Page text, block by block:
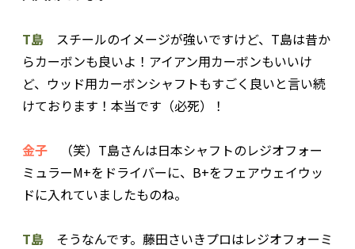
T島 スチールのイメージが強いですけど、T島は昔か
らカーボンも良いよ！アイアン用カーボンもいいけ
ど、ウッド用カーボンシャフトもすごく良いと言い続
けております！本当です（必死）！
金子 （笑）T島さんは日本シャフトのレジオフォー
ミュラーM+をドライバーに、B+をフェアウェイウッ
ドに入れていましたものね。
T島 そうなんです。藤田さいきプロはレジオフォーミ